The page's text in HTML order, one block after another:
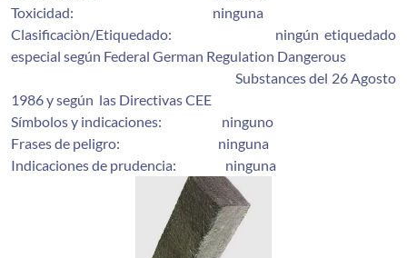
Toxicidad: ninguna
Clasificaciòn/Etiquedado: ningún etiquedado
especial según Federal German Regulation Dangerous
Substances del 26 Agosto
1986 y según las Directivas CEE
Símbolos y indicaciones: ninguno
Frases de peligro: ninguna
Indicaciones de prudencia: ninguna